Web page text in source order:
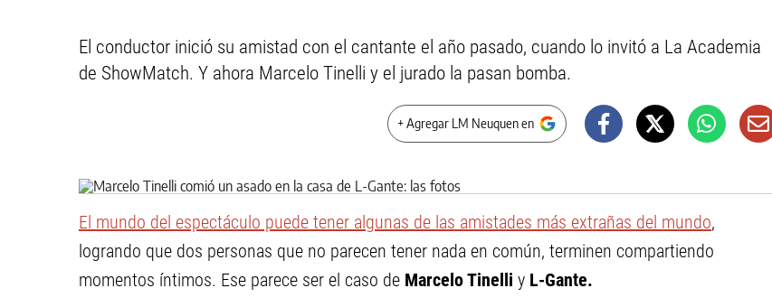
El conductor inició su amistad con el cantante el año pasado, cuando lo invitó a La Academia
de ShowMatch. Y ahora Marcelo Tinelli y el jurado la pasan bomba.
+ Agregar LM Neuquen en
El mundo del espectáculo puede tener algunas de las amistades más extrañas del mundo,
logrando que dos personas que no parecen tener nada en común, terminen compartiendo
momentos íntimos. Ese parece ser el caso de Marcelo Tinelli y L-Gante.